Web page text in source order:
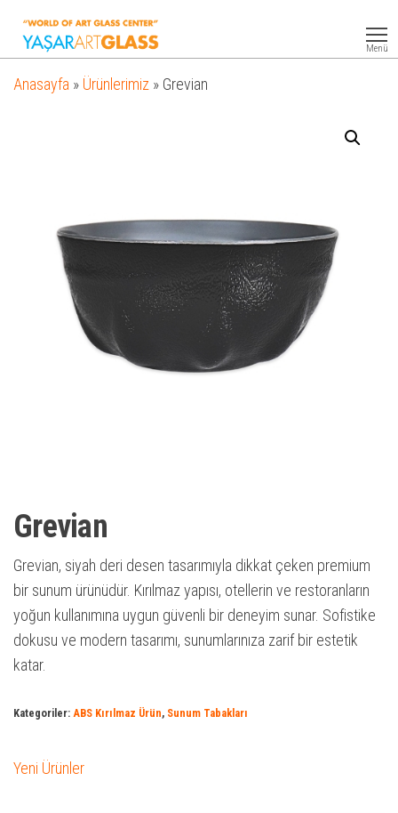
Glass
Menü
Anasayfa » Ürünlerimiz » Grevian
Grevian
Grevian, siyah deri desen tasarımıyla dikkat çeken premium
bir sunum ürünüdür. Kırılmaz yapısı, otellerin ve restoranların
yoğun kullanımına uygun güvenli bir deneyim sunar. Sofistike
dokusu ve modern tasarımı, sunumlarınıza zarif bir estetik
katar.
Kategoriler: ABS Kırılmaz Ürün, Sunum Tabakları
Yeni Ürünler